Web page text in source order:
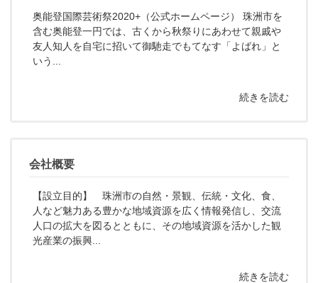
奥能登国際芸術祭2020+（公式ホームページ） 珠洲市を
含む奥能登一円では、古くから秋祭りにあわせて親戚や
友人知人を自宅に招いて御馳走でもてなす「よばれ」と
いう...
続きを読む
会社概要
【設立目的】 珠洲市の自然・景観、伝統・文化、食、
人など魅力ある豊かな地域資源を広く情報発信し、交流
人口の拡大を図るとともに、その地域資源を活かした観
光産業の振興...
続きを読む